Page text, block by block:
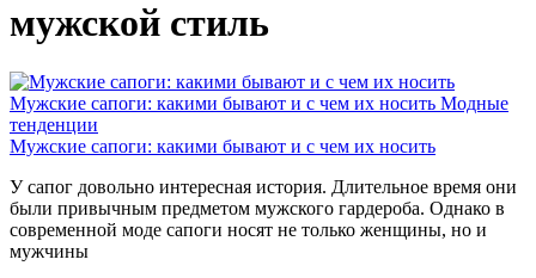
мужской стиль
Мужские сапоги: какими бывают и с чем их носить Модные
тенденции
Мужские сапоги: какими бывают и с чем их носить
У сапог довольно интересная история. Длительное время они
были привычным предметом мужского гардероба. Однако в
современной моде сапоги носят не только женщины, но и
мужчины